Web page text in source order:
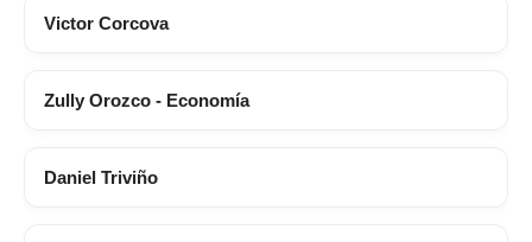
Victor Corcova
Zully Orozco - Economía
Daniel Triviño